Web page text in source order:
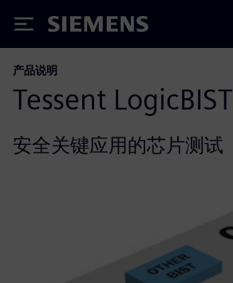
Siemens
产品说明
Tessent LogicBIST
安全关键应用的芯片测试